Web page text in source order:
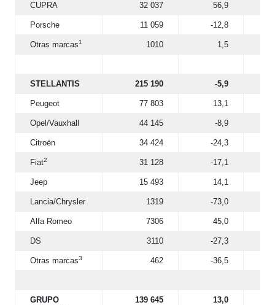
CUPRA 32 037 56,9
Porsche 11 059 -12,8
Otras marcas1 1010 1,5
STELLANTIS 215 190 -5,9
Peugeot 77 803 13,1
Opel/Vauxhall 44 145 -8,9
Citroën 34 424 -24,3
Fiat2 31 128 -17,1
Jeep 15 493 14,1
Lancia/Chrysler 1319 -73,0
Alfa Romeo 7306 45,0
DS 3110 -27,3
Otras marcas3 462 -36,5
GRUPO
139 645 13,0